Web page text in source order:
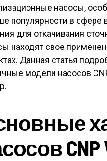
насосы,
популярности в
для откачивания
находят свое
Данная статья
модели насосов
CNP